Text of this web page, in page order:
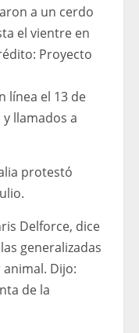
a un cerdo
el vientre en
Proyecto
línea el 13 de
llamados a
protestó
Delforce, dice
generalizadas
Dijo:
de la